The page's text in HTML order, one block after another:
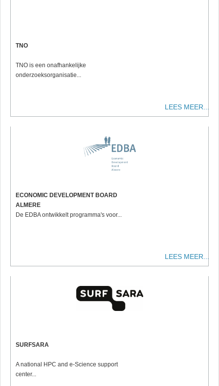
TNO
TNO is een onafhankelijke
onderzoeksorganisatie...
LEES MEER...
ECONOMIC DEVELOPMENT BOARD
ALMERE
De EDBA ontwikkelt programma's voor...
LEES MEER...
SURFSARA
A national HPC and e-Science support
center...